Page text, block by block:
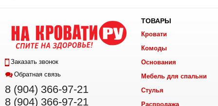
Заказать звонок
Обратная связь
8 (904) 366-97-21
8 (904) 366-97-21
ТОВАРЫ
Кровати
Комоды
Основания
Мебель для спальни
Стулья
Распродажа